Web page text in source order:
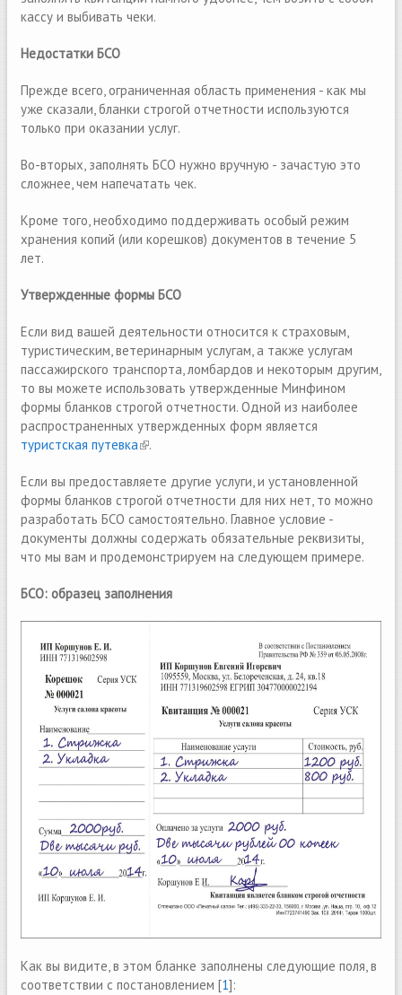
кассу и выбивать чеки.
Недостатки БСО
Прежде всего, ограниченная область применения - как мы
уже сказали, бланки строгой отчетности используются
только при оказании услуг.
Во-вторых, заполнять БСО нужно вручную - зачастую это
сложнее, чем напечатать чек.
Кроме того, необходимо поддерживать особый режим
хранения копий (или корешков) документов в течение 5
лет.
Утвержденные формы БСО
Если вид вашей деятельности относится к страховым,
туристическим, ветеринарным услугам, а также услугам
пассажирского транспорта, ломбардов и некоторым другим,
то вы можете использовать утвержденные Минфином
формы бланков строгой отчетности. Одной из наиболее
распространенных утвержденных форм является
туристская путевка(link is external)
.
Если вы предоставляете другие услуги, и установленной
формы бланков строгой отчетности для них нет, то можно
разработать БСО самостоятельно. Главное условие -
документы должны содержать обязательные реквизиты,
что мы вам и продемонстрируем на следующем примере.
БСО: образец заполнения
Как вы видите, в этом бланке заполнены следующие поля, в
соответствии с постановлением [1]: